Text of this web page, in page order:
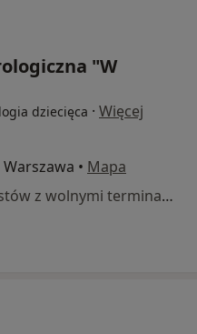
"W
dziecięca · Więcej
• Mapa
Brak dostępnych specjalistów z wolnymi terminami w tym centrum medycznym.